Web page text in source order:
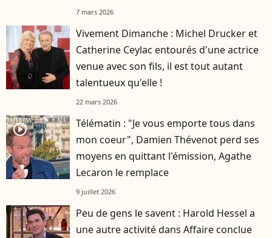
7 mars 2026
Vivement Dimanche : Michel Drucker et
Catherine Ceylac entourés d'une actrice
venue avec son fils, il est tout autant
talentueux qu'elle !
22 mars 2026
player2
Télématin : "Je vous emporte tous dans
mon coeur", Damien Thévenot perd ses
moyens en quittant l'émission, Agathe
Lecaron le remplace
9 juillet 2026
Peu de gens le savent : Harold Hessel a
une autre activité dans Affaire conclue